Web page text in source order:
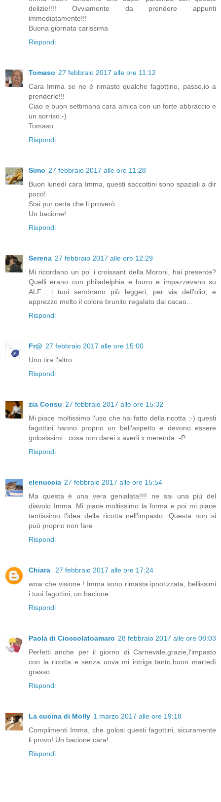
delizie!!!! Ovviamente da prendere appunti
immediatamente!!!
Buona giornata carissima
Rispondi
Tomaso 27 febbraio 2017 alle ore 11:12
Cara Imma se ne è rimasto qualche fagottino, passo,io a
prenderlo!!!
Ciao e buon settimana cara amica con un forte abbraccio e
un sorriso:-)
Tomaso
Rispondi
Simo 27 febbraio 2017 alle ore 11:28
Buon lunedì cara Imma, questi saccottini sono spaziali a dir
poco!
Stai pur certa che li proverò...
Un bacione!
Rispondi
Serena 27 febbraio 2017 alle ore 12:29
Mi ricordano un po' i croissant della Moroni, hai presente?
Quelli erano con philadelphia e burro e impazzavano su
ALF... i tuoi sembrano più leggeri, per via dell'olio, e
apprezzo molto il colore brunito regalato dal cacao...
Rispondi
Fr@ 27 febbraio 2017 alle ore 15:00
Uno tira l'altro.
Rispondi
zia Consu 27 febbraio 2017 alle ore 15:32
Mi piace moltissimo l'uso che hai fatto della ricotta :-) questi
fagottini hanno proprio un bell'aspetto e devono essere
golosissimi...cosa non darei x averli x merenda :-P
Rispondi
elenuccia 27 febbraio 2017 alle ore 15:54
Ma questa è una vera genialata!!!! ne sai una più del
diavolo Imma. Mi piace moltissimo la forma e poi mi piace
tantissimo l'idea della ricotta nell'impasto. Questa non si
può proprio non fare
Rispondi
Chiara
27 febbraio 2017 alle ore 17:24
wow che visione ! Imma sono rimasta ipnotizzata, bellissimi
i tuoi fagottini, un bacione
Rispondi
Paola di Cioccolatoamaro 28 febbraio 2017 alle ore 08:03
Perfetti anche per il giorno di Carnevale,grazie,l'impasto
con la ricotta e senza uova mi intriga tanto,buon martedì
grasso
Rispondi
La cucina di Molly 1 marzo 2017 alle ore 19:18
Complimenti Imma, che golosi questi fagottini, sicuramente
li provo! Un bacione cara!
Rispondi